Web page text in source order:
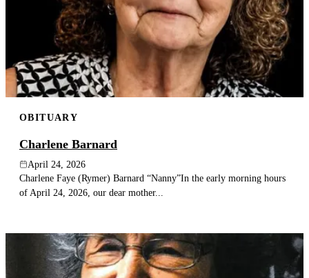
OBITUARY
Charlene Barnard
April 24, 2026
Charlene Faye (Rymer) Barnard “Nanny”In the early morning hours
of April 24, 2026, our dear mother...